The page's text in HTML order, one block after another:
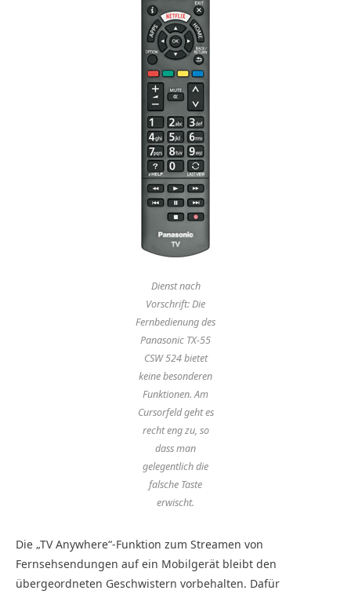
Dienst nach
Vorschrift: Die
Fernbedienung des
Panasonic TX-55
CSW 524 bietet
keine besonderen
Funktionen. Am
Cursorfeld geht es
recht eng zu, so
dass man
gelegentlich die
falsche Taste
erwischt.
Die „TV Anywhere“-Funktion zum Streamen von
Fernsehsendungen auf ein Mobilgerät bleibt den
übergeordneten Geschwistern vorbehalten. Dafür